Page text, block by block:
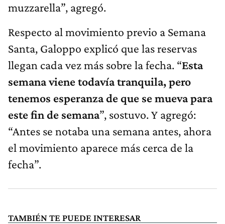
muzzarella”, agregó.
Respecto al movimiento previo a Semana
Santa, Galoppo explicó que las reservas
llegan cada vez más sobre la fecha. “Esta
semana viene todavía tranquila, pero
tenemos esperanza de que se mueva para
este fin de semana”, sostuvo. Y agregó:
“Antes se notaba una semana antes, ahora
el movimiento aparece más cerca de la
fecha”.
TAMBIÉN TE PUEDE INTERESAR